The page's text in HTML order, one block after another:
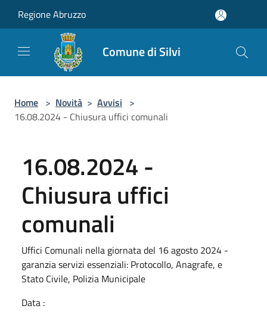
Regione Abruzzo
Comune di Silvi
Home > Novità > Avvisi >
16.08.2024 - Chiusura uffici comunali
16.08.2024 -
Chiusura uffici
comunali
Uffici Comunali nella giornata del 16 agosto 2024 -
garanzia servizi essenziali: Protocollo, Anagrafe, e
Stato Civile, Polizia Municipale
Data :